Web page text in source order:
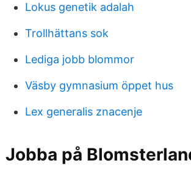
Lokus genetik adalah
Trollhättans sok
Lediga jobb blommor
Väsby gymnasium öppet hus
Lex generalis znacenje
Jobba på